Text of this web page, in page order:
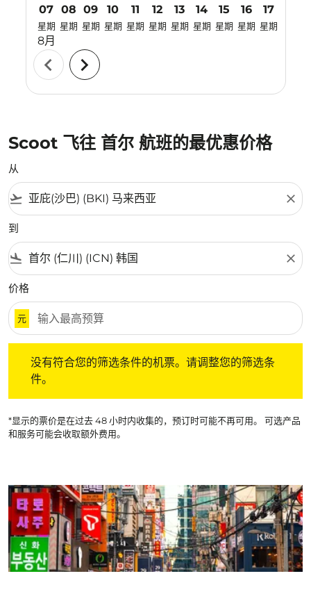
07
星期
8月
08
星期
09
星期
10
星期
11
星期
12
星期
13
星期
14
星期
15
星期
16
星期
17
星期
chevron_left chevron_right
Scoot 飞往 首尔 航班的最优惠价格
从
flight_takeoff close
到
flight_land close
价格
元
没有符合您的筛选条件的机票。请调整您的筛选条
件。
*显示的票价是在过去 48 小时内收集的，预订时可能不再可用。 可选产品
和服务可能会收取额外费用。